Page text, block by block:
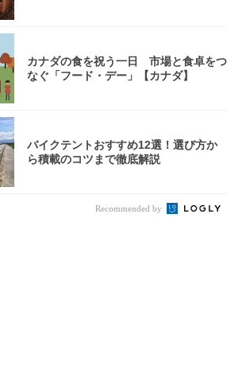
カナダの食を祝う一日 市場と食卓をつ
なぐ「フード・デー」【カナダ】
バイクテントおすすめ12選！選び方か
ら積載のコツまで徹底解説
Recommended by